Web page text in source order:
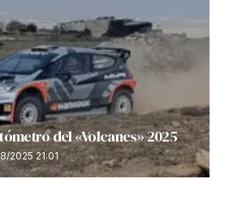
del «Volcanes» 2025
2025 21:01